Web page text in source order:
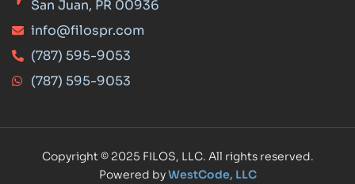
San Juan, PR 00936
info@filospr.com
(787) 595-9053
(787) 595-9053
Copyright © 2025 FILOS, LLC. All rights reserved.
Powered byWestCode, LLC